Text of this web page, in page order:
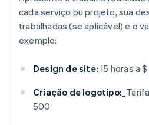
cada serviço ou projeto, sua
trabalhadas (se aplicável) e o
exemplo:
Design de site: 15 horas a
Criação de logotipo:_
500